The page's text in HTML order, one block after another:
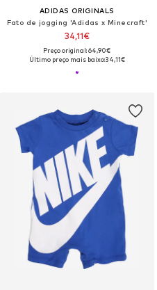
ADIDAS ORIGINALS
Fato de jogging 'Adidas x Minecraft'
34,11€
Preço original: 64,90€
Último preço mais baixo:34,11€